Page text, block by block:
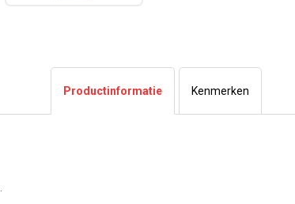
Productinformatie Kenmerken